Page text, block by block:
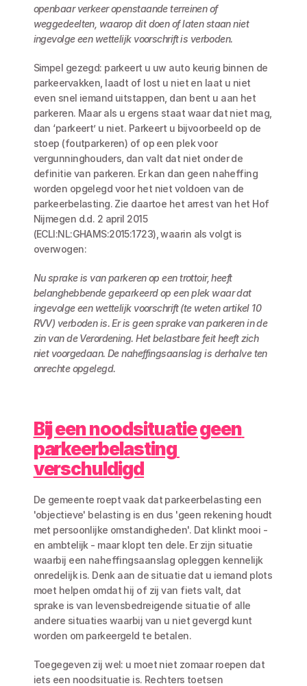
openbaar verkeer openstaande terreinen of
weggedeelten, waarop dit doen of laten staan niet
ingevolge een wettelijk voorschrift is verboden.
Simpel gezegd: parkeert u uw auto keurig binnen de
parkeervakken, laadt of lost u niet en laat u niet
even snel iemand uitstappen, dan bent u aan het
parkeren. Maar als u ergens staat waar dat niet mag,
dan ‘parkeert’ u niet. Parkeert u bijvoorbeeld op de
stoep (foutparkeren) of op een plek voor
vergunninghouders, dan valt dat niet onder de
definitie van parkeren. Er kan dan geen naheffing
worden opgelegd voor het niet voldoen van de
parkeerbelasting. Zie daartoe het arrest van het Hof
Nijmegen d.d. 2 april 2015
(ECLI:NL:GHAMS:2015:1723), waarin als volgt is
overwogen:
Nu sprake is van parkeren op een trottoir, heeft
belanghebbende geparkeerd op een plek waar dat
ingevolge een wettelijk voorschrift (te weten artikel 10
RVV) verboden is. Er is geen sprake van parkeren in de
zin van de Verordening. Het belastbare feit heeft zich
niet voorgedaan. De naheffingsaanslag is derhalve ten
onrechte opgelegd.
Bij een noodsituatie geen
parkeerbelasting
verschuldigd
De gemeente roept vaak dat parkeerbelasting een
'objectieve' belasting is en dus 'geen rekening houdt
met persoonlijke omstandigheden'. Dat klinkt mooi -
en ambtelijk - maar klopt ten dele. Er zijn situatie
waarbij een naheffingsaanslag opleggen kennelijk
onredelijk is. Denk aan de situatie dat u iemand plots
moet helpen omdat hij of zij van fiets valt, dat
sprake is van levensbedreigende situatie of alle
andere situaties waarbij van u niet gevergd kunt
worden om parkeergeld te betalen.
Toegegeven zij wel: u moet niet zomaar roepen dat
iets een noodsituatie is. Rechters toetsen